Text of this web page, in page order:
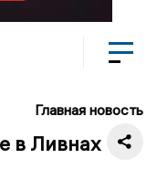
Главная новость
в Ливнах